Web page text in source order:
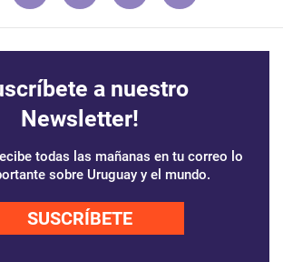
a nuestro
Newsletter!
todas las mañanas en tu correo lo
sobre Uruguay y el mundo.
SUSCRÍBETE